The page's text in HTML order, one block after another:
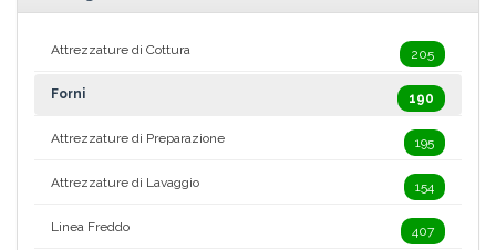
Attrezzature di Cottura 205
Forni 190
Attrezzature di Preparazione 195
Attrezzature di Lavaggio 154
Linea Freddo 407